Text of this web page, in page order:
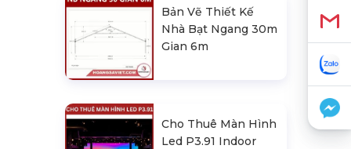
Bản Vẽ Thiết Kế
Nhà Bạt Ngang 30m
Gian 6m
Cho Thuê Màn Hình
Led P3.91 Indoor